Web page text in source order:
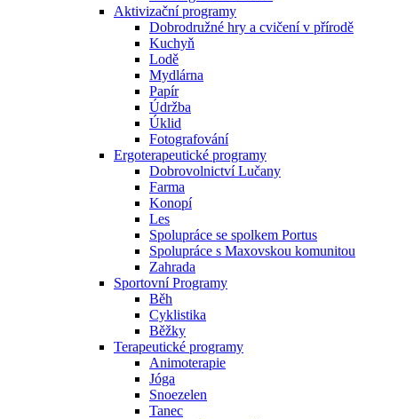
Aktivizační programy
Dobrodružné hry a cvičení v přírodě
Kuchyň
Lodě
Mydlárna
Papír
Údržba
Úklid
Fotografování
Ergoterapeutické programy
Dobrovolnictví Lučany
Farma
Konopí
Les
Spolupráce se spolkem Portus
Spolupráce s Maxovskou komunitou
Zahrada
Sportovní Programy
Běh
Cyklistika
Běžky
Terapeutické programy
Animoterapie
Jóga
Snoezelen
Tanec